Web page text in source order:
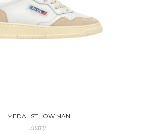
MEDALIST LOW MAN
Autry